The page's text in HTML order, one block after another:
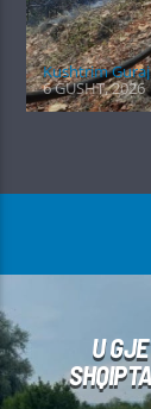
Kushtrim Guraj
6 GUSHT, 2026
U